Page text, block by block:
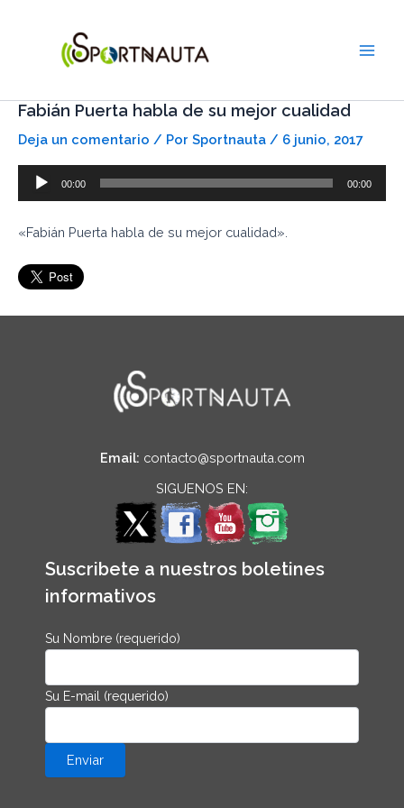
Fabián Puerta habla de su mejor cualidad
Deja un comentario / Por Sportnauta / 6 junio, 2017
Reproductor
00:00 00:00
«Fabián Puerta habla de su mejor cualidad».
Email: contacto@sportnauta.com
SIGUENOS EN:
Suscribete a nuestros boletines
informativos
Su Nombre (requerido)
Su E-mail (requerido)